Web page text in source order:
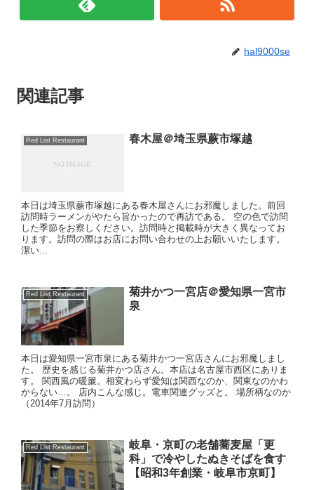
hal9000se
関連記事
Red List Restaurant 春木屋＠埼玉県蕨市塚越
本日は埼玉県蕨市塚越にある春木屋さんにお邪魔しました。前回
訪問時ラーメンがやたら旨かったので再訪である。 空の色で訪問
した季節をお察しください。訪問時と掲載時が大きく異なってお
ります。訪問の際はお店にお問い合わせの上お願いいたします。
潔い...
Red List Restaurant
菊井かつ一宮店＠愛知県一宮市
泉
本日は愛知県一宮市泉にある菊井かつ一宮店さんにお邪魔しまし
た。 歴史を感じる菊井かつ店さん。本店は名古屋市西区にありま
す。 関西風の暖簾。相変わらず愛知は関西なのか、関東なのかわ
からない…。 店内こんな感じ。電車関連グッズと。 場所柄なのか
（2014年7月訪問）
Red List Restaurant
岐阜・京町の老舗蕎麦屋「更
科」で冷やしたぬきそばを食す
【昭和3年創業・岐阜市京町】